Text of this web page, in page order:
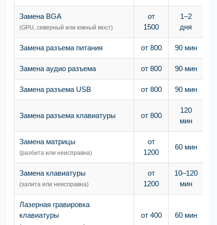
Замена BGA
(GPU, северный или южный мост)
от
1500
1–2
дня
Замена разъема питания от 800 90 мин
Замена аудио разъема от 800 90 мин
Замена разъема USB от 800 90 мин
Замена разъема клавиатуры от 800
120
мин
Замена матрицы
(разбита или неисправна)
от
1200
60 мин
Замена клавиатуры
(залита или неисправна)
от
1200
10–120
мин
Лазерная гравировка
клавиатуры
от 400 60 мин